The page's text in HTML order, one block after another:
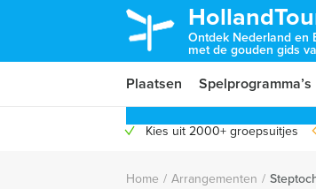
Ontdek Nederland en
met de gouden gids
Plaatsen Spelprogramma’s
Kies uit 2000+ groepsuitjes
Home / Arrangementen /